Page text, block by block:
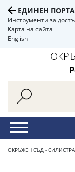
ЕДИНЕН
Инструменти за
Карта на сайта
English
ОКРЪЖЕН СЪД - СИЛИСТРА